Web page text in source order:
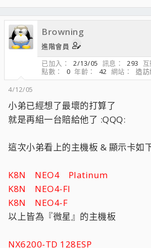
Browning
進階會員
已加入
2/13/05 訊息 293
點數
0 年齡 42 網站
造
4/12/05
小弟已經想了最壞的打算了
就是再組一台賠給他了 :QQQ:
這次小弟看上的主機板 & 顯示卡如
K8N NEO4 Platinum
K8N NEO4-FI
K8N NEO4-F
以上皆為『微星』的主機板
NX6200-TD 128ESP